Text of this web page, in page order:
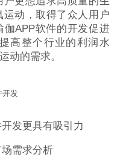
动，取得了众人用户
APP软件的开发促进
高整个行业的利润水
动的需求。
开发
发更具有吸引力
需求分析